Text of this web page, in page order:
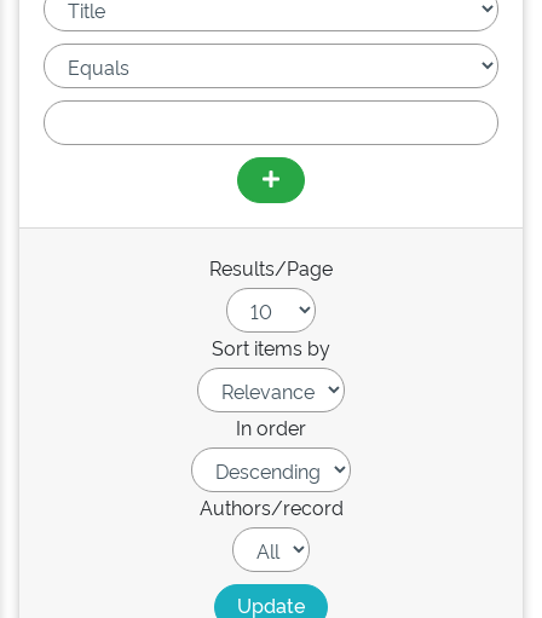
Results/Page
Sort items by
In order
Authors/record